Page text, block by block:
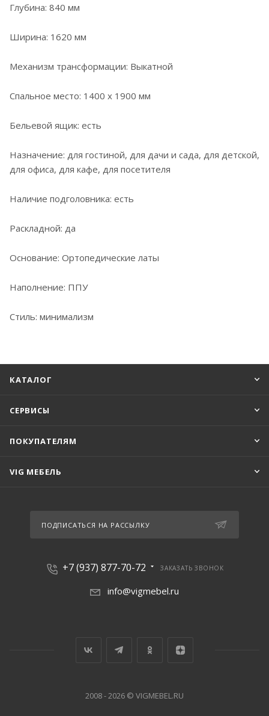
Глубина: 840 мм
Ширина: 1620 мм
Механизм трансформации: Выкатной
Спальное место: 1400 х 1900 мм
Бельевой ящик: есть
Назначение: для гостиной, для дачи и сада, для детской,
для офиса, для кафе, для посетителя
Наличие подголовника: есть
Раскладной: да
Основание: Ортопедические латы
Наполнение: ППУ
Стиль: минимализм
КАТАЛОГ
СЕРВИСЫ
ПОКУПАТЕЛЯМ
VIG МЕБЕЛЬ
ПОДПИСАТЬСЯ НА РАССЫЛКУ
+7 (937) 877-70-72 ЗАКАЗАТЬ ЗВОНОК
info@vigmebel.ru
2008 - 2026 © VIGMEBEL.RU